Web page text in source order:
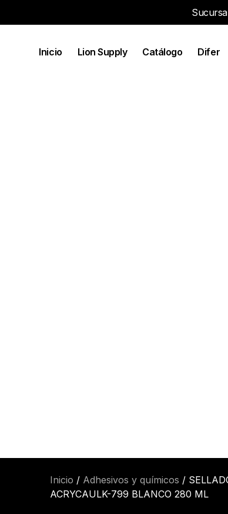
Inicio Lion Supply Catálogo Difer
Inicio / Adhesivos y químicos /
ACRYCAULK-799 BLANCO 280 ML